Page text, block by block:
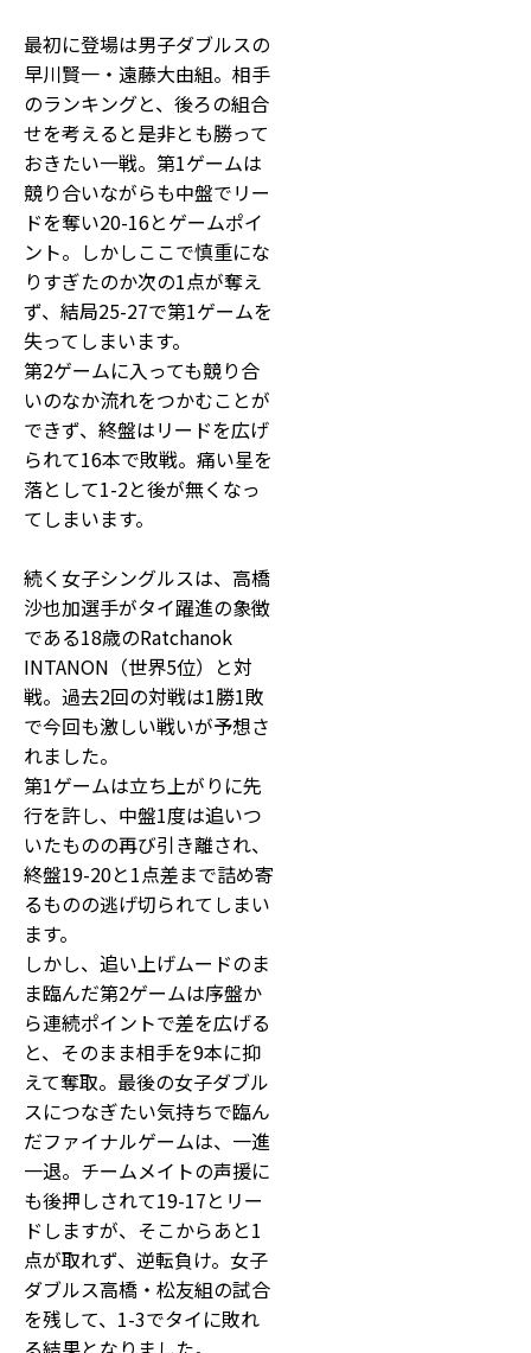
最初に登場は男子ダブルスの
早川賢一・遠藤大由組。相手
のランキングと、後ろの組合
せを考えると是非とも勝って
おきたい一戦。第1ゲームは
競り合いながらも中盤でリー
ドを奪い20-16とゲームポイ
ント。しかしここで慎重にな
りすぎたのか次の1点が奪え
ず、結局25-27で第1ゲームを
失ってしまいます。
第2ゲームに入っても競り合
いのなか流れをつかむことが
できず、終盤はリードを広げ
られて16本で敗戦。痛い星を
落として1-2と後が無くなっ
てしまいます。
続く女子シングルスは、高橋
沙也加選手がタイ躍進の象徴
である18歳のRatchanok
INTANON（世界5位）と対
戦。過去2回の対戦は1勝1敗
で今回も激しい戦いが予想さ
れました。
第1ゲームは立ち上がりに先
行を許し、中盤1度は追いつ
いたものの再び引き離され、
終盤19-20と1点差まで詰め寄
るものの逃げ切られてしまい
ます。
しかし、追い上げムードのま
ま臨んだ第2ゲームは序盤か
ら連続ポイントで差を広げる
と、そのまま相手を9本に抑
えて奪取。最後の女子ダブル
スにつなぎたい気持ちで臨ん
だファイナルゲームは、一進
一退。チームメイトの声援に
も後押しされて19-17とリー
ドしますが、そこからあと1
点が取れず、逆転負け。女子
ダブルス高橋・松友組の試合
を残して、1-3でタイに敗れ